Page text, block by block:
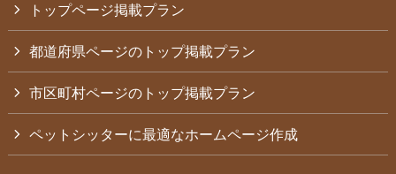
トップページ掲載プラン
都道府県ページのトップ掲載プラン
市区町村ページのトップ掲載プラン
ペットシッターに最適なホームページ作成